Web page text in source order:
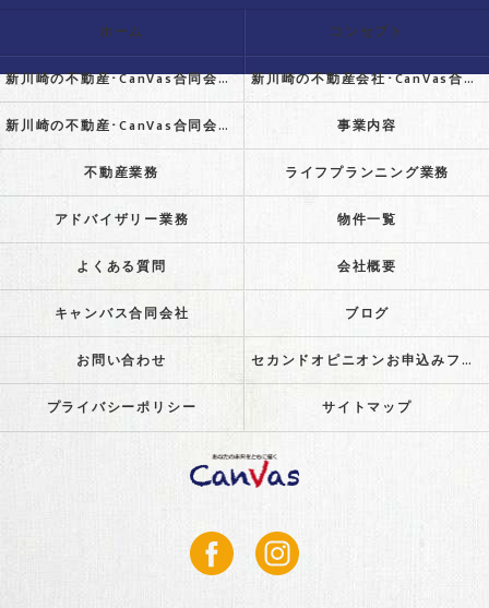
ホーム コンセプト
新川崎の不動産･CanVas合同会社の口コミ情報 新川崎の不動産会社･CanVas合同会社の評判
新川崎の不動産･CanVas合同会社のお客様の声 事業内容
不動産業務 ライフプランニング業務
アドバイザリー業務 物件一覧
よくある質問 会社概要
キャンバス合同会社 ブログ
お問い合わせ セカンドオピニオンお申込みフォーム
プライバシーポリシー サイトマップ